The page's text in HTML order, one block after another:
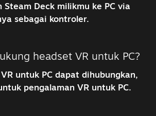
Deck milikmu ke PC via
sebagai kontroler.
headset VR untuk PC?
untuk PC dapat dihubungkan,
pengalaman VR untuk PC.